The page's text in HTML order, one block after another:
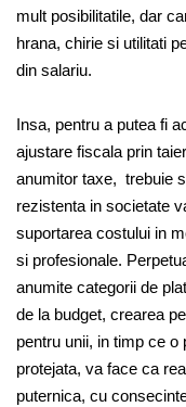
mult posibilitatile, dar
hrana, chirie si utilitati
din salariu.
Insa, pentru a putea fi
ajustare fiscala prin
anumitor taxe, trebuie
rezistenta in societate
suportarea costului in
si profesionale.
anumite categorii de
de la budget, crearea
pentru unii, in timp ce
protejata, va face ca
puternica, cu